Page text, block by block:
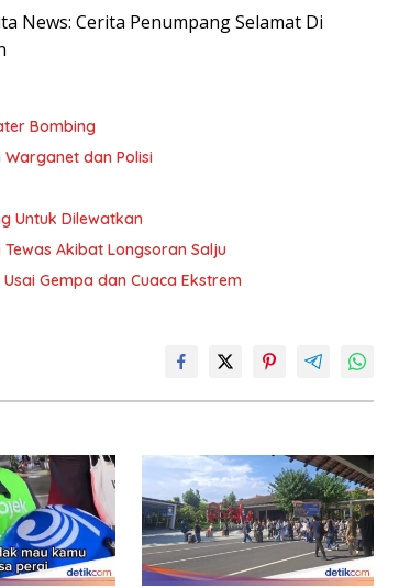
News: Cerita Penumpang Selamat Di
Bombing
Warganet dan Polisi
Untuk Dilewatkan
Akibat Longsoran Salju
Gempa dan Cuaca Ekstrem